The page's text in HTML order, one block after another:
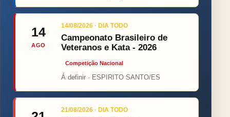
14
AGO
14/08/2026 · DIA TODO
Campeonato Brasileiro de
Veteranos e Kata - 2026
Competição Nacional
Á definir · ESPIRITO SANTO/ES
21/08/2026 · DIA TODO